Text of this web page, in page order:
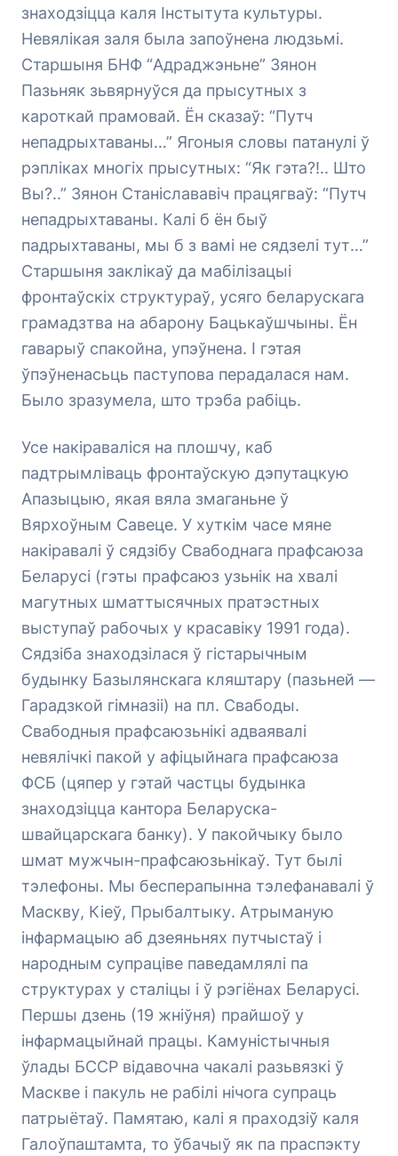
знаходзіцца каля Інстытута культуры.
Невялікая заля была запоўнена людзьмі.
Старшыня БНФ “Адраджэньне” Зянон
Пазьняк зьвярнуўся да прысутных з
кароткай прамовай. Ён сказаў: “Путч
непадрыхтаваны…” Ягоныя словы патанулі ў
рэпліках многіх прысутных: “Як гэта?!.. Што
Вы?..” Зянон Станіслававіч працягваў: “Путч
непадрыхтаваны. Калі б ён быў
падрыхтаваны, мы б з вамі не сядзелі тут…”
Старшыня заклікаў да мабілізацыі
фронтаўскіх структураў, усяго беларускага
грамадзтва на абарону Бацькаўшчыны. Ён
гаварыў спакойна, упэўнена. І гэтая
ўпэўненасьць паступова перадалася нам.
Было зразумела, што трэба рабіць.
Усе накіраваліся на плошчу, каб
падтрымліваць фронтаўскую дэпутацкую
Апазыцыю, якая вяла змаганьне ў
Вярхоўным Савеце. У хуткім часе мяне
накіравалі ў сядзібу Свабоднага прафсаюза
Беларусі (гэты прафсаюз узьнік на хвалі
магутных шматтысячных пратэстных
выступаў рабочых у красавіку 1991 года).
Сядзіба знаходзілася ў гістарычным
будынку Базылянскага кляштару (пазьней —
Гарадзкой гімназіі) на пл. Свабоды.
Свабодныя прафсаюзьнікі адваявалі
невялічкі пакой у афіцыйнага прафсаюза
ФСБ (цяпер у гэтай частцы будынка
знаходзіцца кантора Беларуска-
швайцарскага банку). У пакойчыку было
шмат мужчын-прафсаюзьнікаў. Тут былі
тэлефоны. Мы бесперапынна тэлефанавалі ў
Маскву, Кіеў, Прыбалтыку. Атрыманую
інфармацыю аб дзеяньнях путчыстаў і
народным супраціве паведамлялі па
структурах у сталіцы і ў рэгіёнах Беларусі.
Першы дзень (19 жніўня) прайшоў у
інфармацыйнай працы. Камуністычныя
ўлады БССР відавочна чакалі разьвязкі ў
Маскве і пакуль не рабілі нічога супраць
патрыётаў. Памятаю, калі я праходзіў каля
Галоўпаштамта, то ўбачыў як па праспэкту